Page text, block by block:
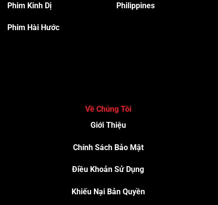
Phim Kinh Dị
Phim Hài Hước
Philippines
Về Chúng Tôi
Giới Thiệu
Chính Sách Bảo Mật
Điều Khoản Sử Dụng
Khiếu Nại Bản Quyền